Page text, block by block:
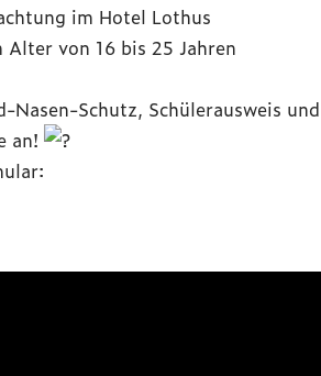
im Hotel Lothus
Alter von 16 bis 25 Jahren
Schutz, Schülerausweis
an!